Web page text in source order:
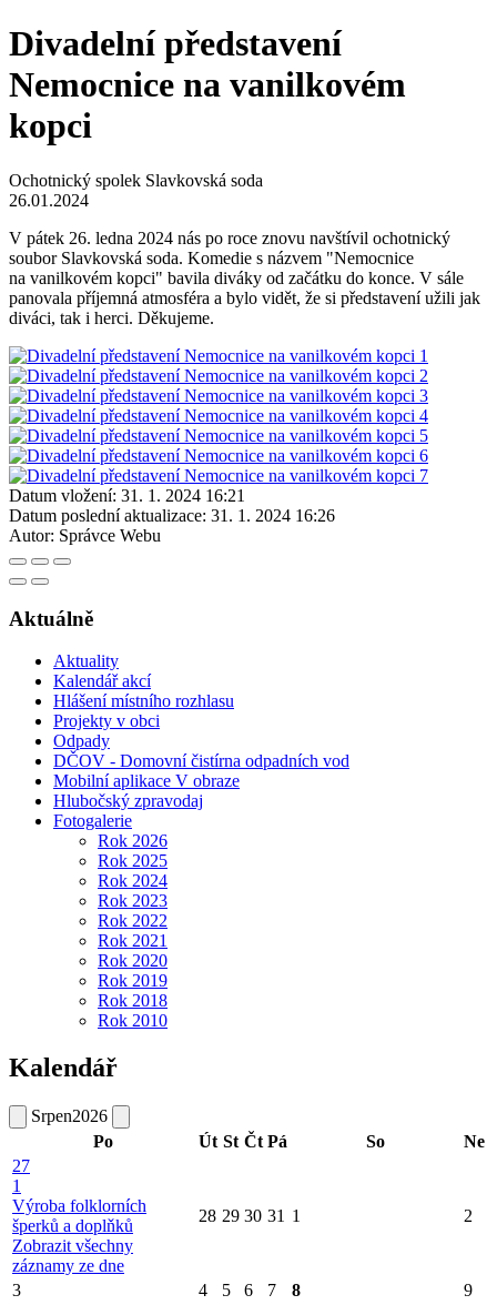
Divadelní představení
Nemocnice na vanilkovém
kopci
Ochotnický spolek Slavkovská soda
26.01.2024
V pátek 26. ledna 2024 nás po roce znovu navštívil ochotnický
soubor Slavkovská soda. Komedie s názvem "Nemocnice
na vanilkovém kopci" bavila diváky od začátku do konce. V sále
panovala příjemná atmosféra a bylo vidět, že si představení užili jak
diváci, tak i herci. Děkujeme.
Datum vložení: 31. 1. 2024 16:21
Datum poslední aktualizace: 31. 1. 2024 16:26
Autor: Správce Webu
Aktuálně
Aktuality
Kalendář akcí
Hlášení místního rozhlasu
Projekty v obci
Odpady
DČOV - Domovní čistírna odpadních vod
Mobilní aplikace V obraze
Hlubočský zpravodaj
Fotogalerie
Rok 2026
Rok 2025
Rok 2024
Rok 2023
Rok 2022
Rok 2021
Rok 2020
Rok 2019
Rok 2018
Rok 2010
Kalendář
Srpen2026
Po
Út St Čt Pá So
Ne
27
1
Výroba folklorních
šperků a doplňků
Zobrazit všechny
záznamy ze dne
28 29 30 31 1 2
3 4 5 6 7 8 9